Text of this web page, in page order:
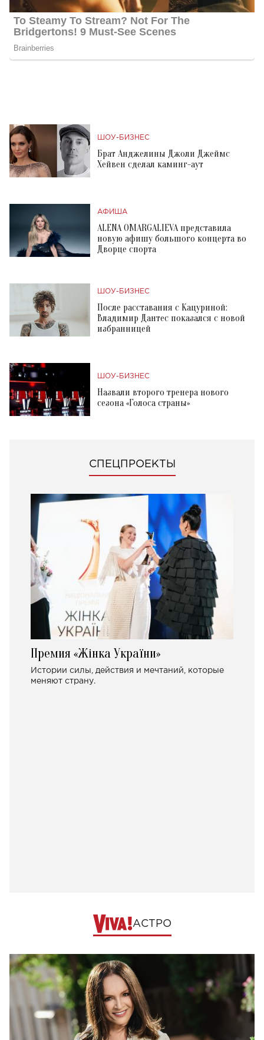
ШОУ-БИЗНЕС
Брат Анджелины Джоли Джеймс
Хейвен сделал каминг-аут
АФИША
ALENA OMARGALIEVA представила
новую афишу большого концерта во
Дворце спорта
ШОУ-БИЗНЕС
После расставания с Кацуриной:
Владимир Дантес показался с новой
избранницей
ШОУ-БИЗНЕС
Назвали второго тренера нового
сезона «Голоса страны»
СПЕЦПРОЕКТЫ
Премия «Жінка України»
Истории силы, действия и мечтаний, которые
меняют страну.
АСТРО